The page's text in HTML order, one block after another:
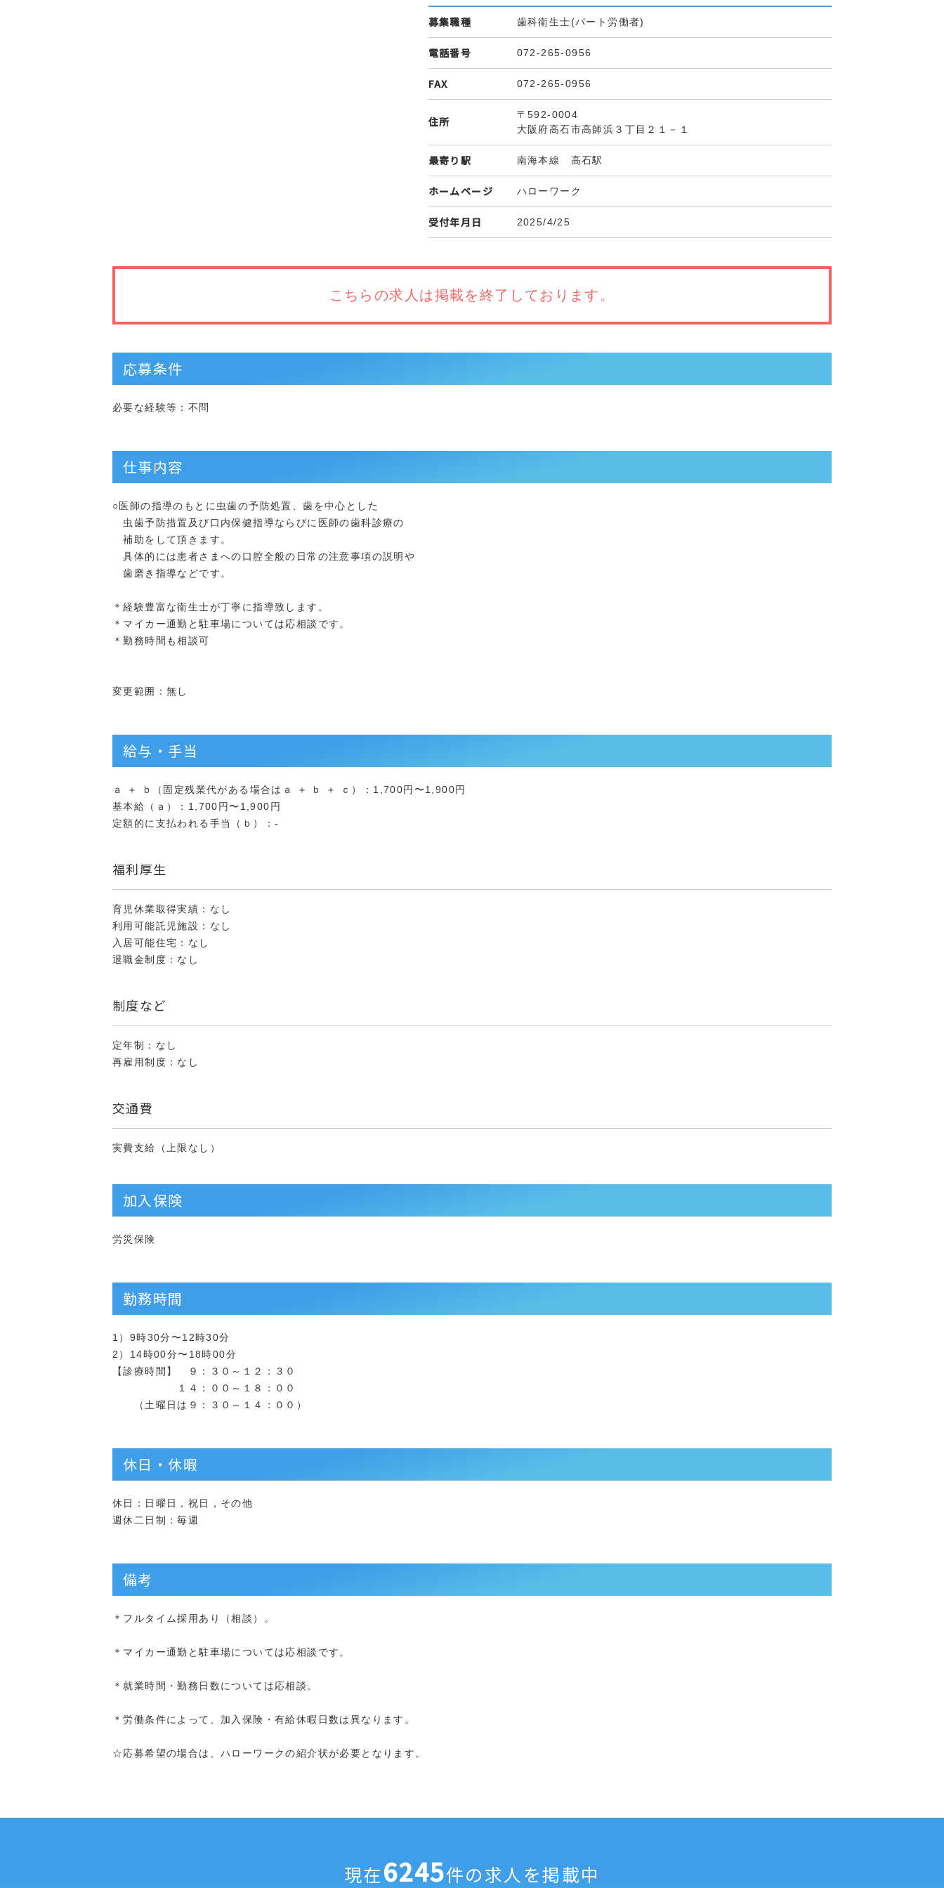
募集職種 歯科衛生士(パート労働者)
電話番号 072-265-0956
FAX 072-265-0956
住所
〒592-0004
大阪府高石市高師浜３丁目２１－１
最寄り駅 南海本線 高石駅
ホームページ ハローワーク
受付年月日 2025/4/25
こちらの求人は掲載を終了しております。
応募条件
必要な経験等：不問
仕事内容
○医師の指導のもとに虫歯の予防処置、歯を中心とした
虫歯予防措置及び口内保健指導ならびに医師の歯科診療の
補助をして頂きます。
具体的には患者さまへの口腔全般の日常の注意事項の説明や
歯磨き指導などです。
＊経験豊富な衛生士が丁寧に指導致します。
＊マイカー通勤と駐車場については応相談です。
＊勤務時間も相談可
変更範囲：無し
給与・手当
ａ ＋ ｂ（固定残業代がある場合はａ ＋ ｂ ＋ ｃ）：1,700円〜1,900円
基本給（ａ）：1,700円〜1,900円
定額的に支払われる手当（ｂ）：-
福利厚生
育児休業取得実績：なし
利用可能託児施設：なし
入居可能住宅：なし
退職金制度：なし
制度など
定年制：なし
再雇用制度：なし
交通費
実費支給（上限なし）
加入保険
労災保険
勤務時間
1）9時30分〜12時30分
2）14時00分〜18時00分
【診療時間】 ９：３０～１２：３０
１４：００～１８：００
（土曜日は９：３０～１４：００）
休日・休暇
休日：日曜日，祝日，その他
週休二日制：毎週
備考
＊フルタイム採用あり（相談）。
＊マイカー通勤と駐車場については応相談です。
＊就業時間・勤務日数については応相談。
＊労働条件によって、加入保険・有給休暇日数は異なります。
☆応募希望の場合は、ハローワークの紹介状が必要となります。
現在6245件の求人を掲載中